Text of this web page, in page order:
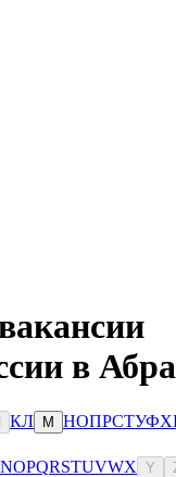
в
КЛ М НОПРСТУФХ
NOPQRSTUVWX Y